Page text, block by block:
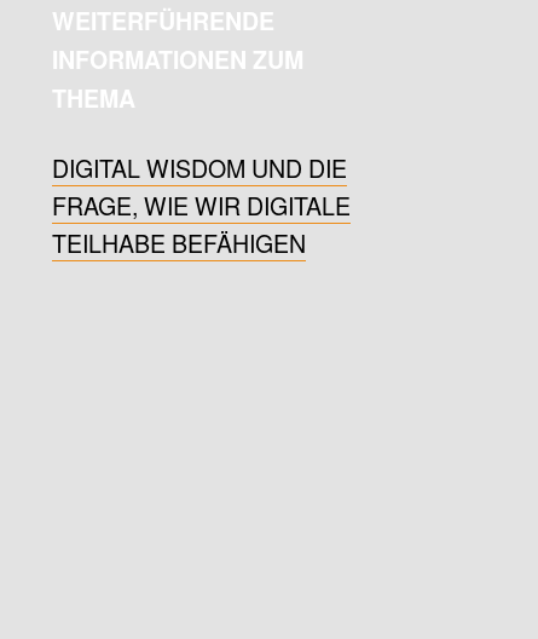
WEITERFÜHRENDE
INFORMATIONEN ZUM
THEMA
DIGITAL WISDOM UND DIE
FRAGE, WIE WIR DIGITALE
TEILHABE BEFÄHIGEN